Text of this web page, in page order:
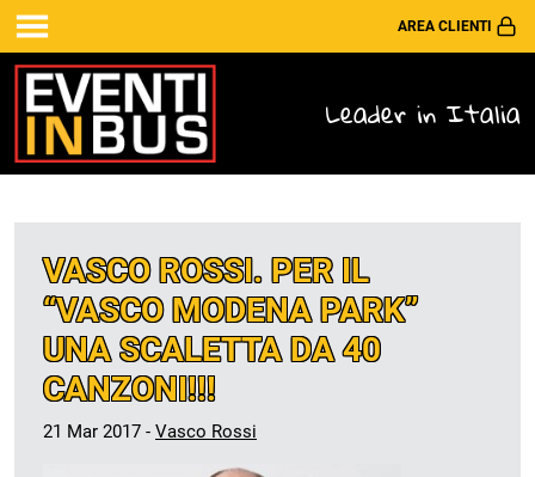
AREA CLIENTI
Leader in Italia
VASCO ROSSI. PER IL
“VASCO MODENA PARK”
UNA SCALETTA DA 40
CANZONI!!!
21 Mar 2017 - Vasco Rossi